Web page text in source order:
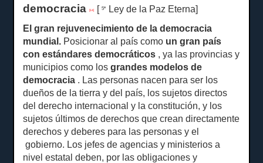
democracia[14] [5ª
Ley de la Paz Eterna]
El gran rejuvenecimiento de la democracia
mundial. Posicionar al país como un gran país
con estándares democráticos , ya las provincias y
municipios como losgrandes modelos de
democracia . Las personas nacen para ser los
dueños de la tierra y del país, los sujetos directos
del derecho internacional y la constitución, y los
sujetos últimos de derechos que crean directamente
derechos ydeberes para las personas y el
gobierno. Los jefes de agencias y ministerios a
nivel estatal deben, por las obligaciones y